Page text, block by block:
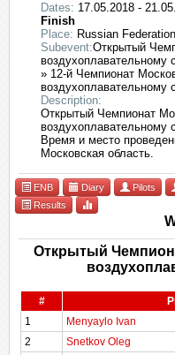
Dates: 17.05.2018 -
Finish
Place: Russian
Subevent:Открытый
воздухоплавательному
» 12-й Чемпионат
воздухоплавательному
Description:
Открытый Чемпионат
воздухоплавательному
Время и место
Московская область.
ENB Diary Pilots
Results
Открытый
#
1
Menyaylo Ivan
2
Snetkov Oleg